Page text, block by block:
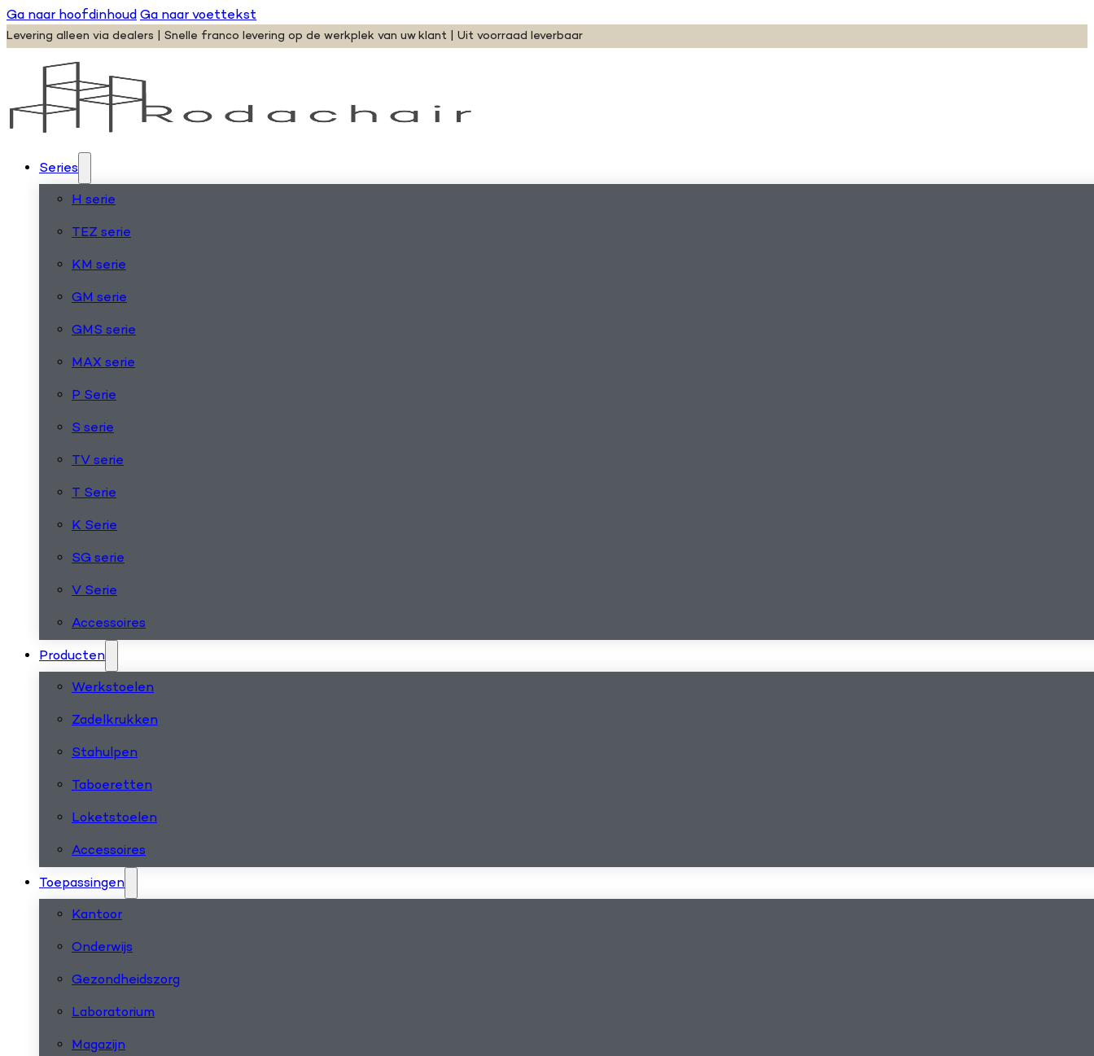
Ga naar hoofdinhoudGa naar voettekst
Levering alleen via dealers | Snelle franco levering op de werkplek van uw klant | Uit voorraad leverbaar
Series
H serie
TEZ serie
KM serie
GM serie
GMS serie
MAX serie
P Serie
S serie
TV serie
T Serie
K Serie
SG serie
V Serie
Accessoires
Producten
Werkstoelen
Zadelkrukken
Stahulpen
Taboeretten
Loketstoelen
Accessoires
Toepassingen
Kantoor
Onderwijs
Gezondheidszorg
Laboratorium
Magazijn